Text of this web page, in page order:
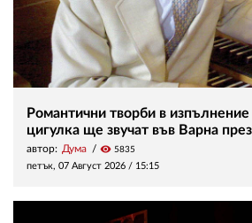
Романтични творби в изпълнение
цигулка ще звучат във Варна
автор: Дума visibility 5835
петък, 07 Август 2026 / 15:15